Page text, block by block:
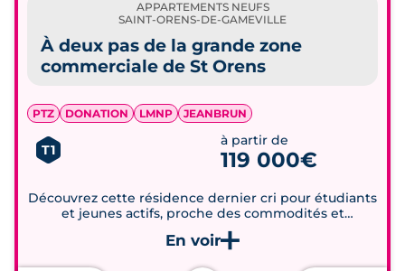
APPARTEMENTS NEUFS
SAINT-ORENS-DE-GAMEVILLE
À deux pas de la grande zone
commerciale de St Orens
PTZ DONATION LMNP JEANBRUN
T1
à partir de
119 000€
Découvrez cette résidence dernier cri pour étudiants
et jeunes actifs, proche des commodités et
transports